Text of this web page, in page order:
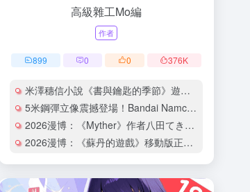
高級雜工Mo編
作者
899 0 0 376K
米澤穗信小說《書與鑰匙的季節》遊戲化確定！預計今冬登陸Switch、Steam平台
5米鋼彈立像震撼登場！Bandai Namco Asia Journey in Taiwan今夏盛大開展
2026漫博：《Myther》作者八田てき人生首次簽名會獻給台灣！透露已構思故事結局
2026漫博：《蘇丹的遊戲》移動版正式發售！漫博現場朝聖蘇丹Coser霸氣外露